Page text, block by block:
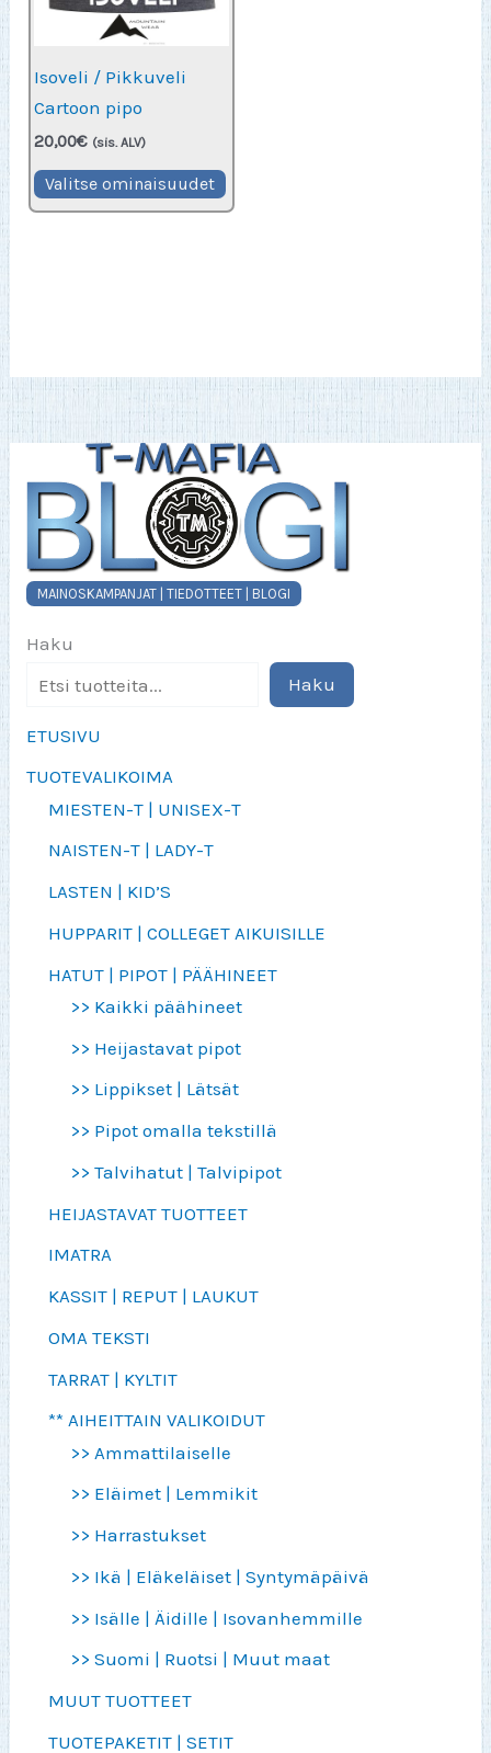
MAINOSKAMPANJAT | TIEDOTTEET | BLOGI
Haku
Haku
ETUSIVU
TUOTEVALIKOIMA
MIESTEN-T | UNISEX-T
NAISTEN-T | LADY-T
LASTEN | KID’S
HUPPARIT | COLLEGET AIKUISILLE
HATUT | PIPOT | PÄÄHINEET
>> Kaikki päähineet
>> Heijastavat pipot
>> Lippikset | Lätsät
>> Pipot omalla tekstillä
>> Talvihatut | Talvipipot
HEIJASTAVAT TUOTTEET
IMATRA
KASSIT | REPUT | LAUKUT
OMA TEKSTI
TARRAT | KYLTIT
** AIHEITTAIN VALIKOIDUT
>> Ammattilaiselle
>> Eläimet | Lemmikit
>> Harrastukset
>> Ikä | Eläkeläiset | Syntymäpäivä
>> Isälle | Äidille | Isovanhemmille
>> Suomi | Ruotsi | Muut maat
MUUT TUOTTEET
TUOTEPAKETIT | SETIT
Isoveli / Pikkuveli
Cartoon pipo
20,00€ (sis. ALV)
Valitse ominaisuudet Tällä
tuotteella
valinnat
tuotteen
sivulla.